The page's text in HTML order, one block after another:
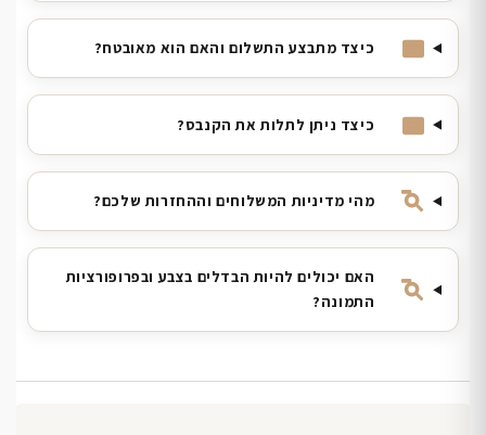
כיצד מתבצע התשלום והאם הוא מאובטח?
כיצד ניתן לתלות את הקנבס?
מהי מדיניות המשלוחים וההחזרות שלכם?
האם יכולים להיות הבדלים בצבע ובפרופורציות
התמונה?